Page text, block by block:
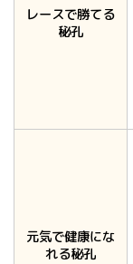
レースで勝てる
秘孔
元気で健康にな
れる秘孔